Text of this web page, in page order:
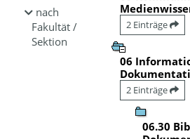
nach
Fakultät /
Sektion
2 Einträge
06
2 Einträge
06.30